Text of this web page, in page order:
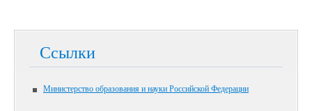
Ссылки
Министерство образования и науки Российской Федерации